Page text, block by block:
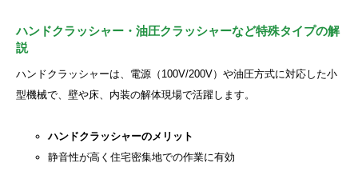
ハンドクラッシャー・油圧クラッシャーなど特殊タイプの解
説
ハンドクラッシャーは、電源（100V/200V）や油圧方式に対応した小
型機械で、壁や床、内装の解体現場で活躍します。
ハンドクラッシャーのメリット
静音性が高く住宅密集地での作業に有効